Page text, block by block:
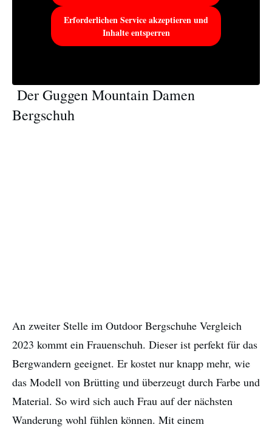
Erforderlichen Service akzeptieren und
Inhalte entsperren
Der Guggen Mountain Damen
Bergschuh
An zweiter Stelle im Outdoor Bergschuhe Vergleich
2023 kommt ein Frauenschuh. Dieser ist perfekt für das
Bergwandern geeignet. Er kostet nur knapp mehr, wie
das Modell von Brütting und überzeugt durch Farbe und
Material. So wird sich auch Frau auf der nächsten
Wanderung wohl fühlen können. Mit einem